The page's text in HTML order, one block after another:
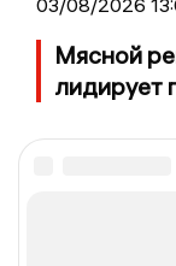
03/08/2026
Мясной
лидирует